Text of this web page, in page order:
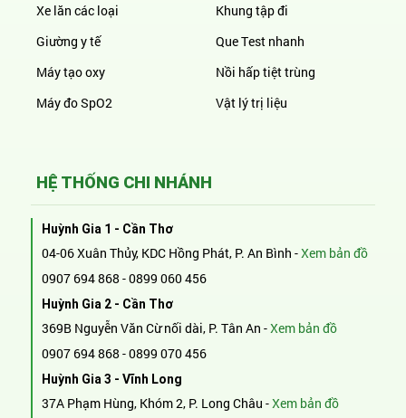
Xe lăn các loại
Giường y tế
Máy tạo oxy
Máy đo SpO2
Khung tập đi
Que Test nhanh
Nồi hấp tiệt trùng
Vật lý trị liệu
HỆ THỐNG CHI NHÁNH
Huỳnh Gia 1 - Cần Thơ
04-06 Xuân Thủy, KDC Hồng Phát, P. An Bình -Xem bản đồ
0907 694 868 -0899 060 456
Huỳnh Gia 2 - Cần Thơ
369B Nguyễn Văn Cừ nối dài, P. Tân An -Xem bản đồ
0907 694 868 -0899 070 456
Huỳnh Gia 3 - Vĩnh Long
37A Phạm Hùng, Khóm 2, P. Long Châu -Xem bản đồ